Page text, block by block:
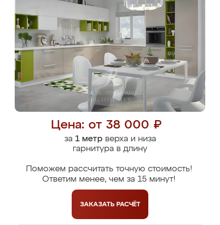
Цена: от 38 000 ₽
за 1 метрверха и низа
гарнитура в длину
Поможем рассчитать точную стоимость!
Ответим менее, чем за 15 минут!
ЗАКАЗАТЬ РАСЧЁТ